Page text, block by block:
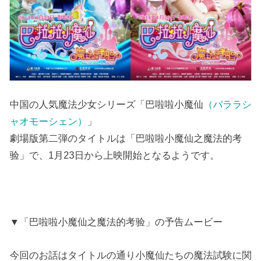
中国の人気魔法少女シリーズ「巴啦啦小魔仙 （バララシ
ャオモーシェン）
」
劇場版第二弾のタイトルは「巴啦啦小魔仙之魔法的考
验」で、1月23日から上映開始となるようです。
▼「巴啦啦小魔仙之魔法的考验」の予告ムービー
今回のお話はタイトルの通り小魔仙たちの魔法試験に関